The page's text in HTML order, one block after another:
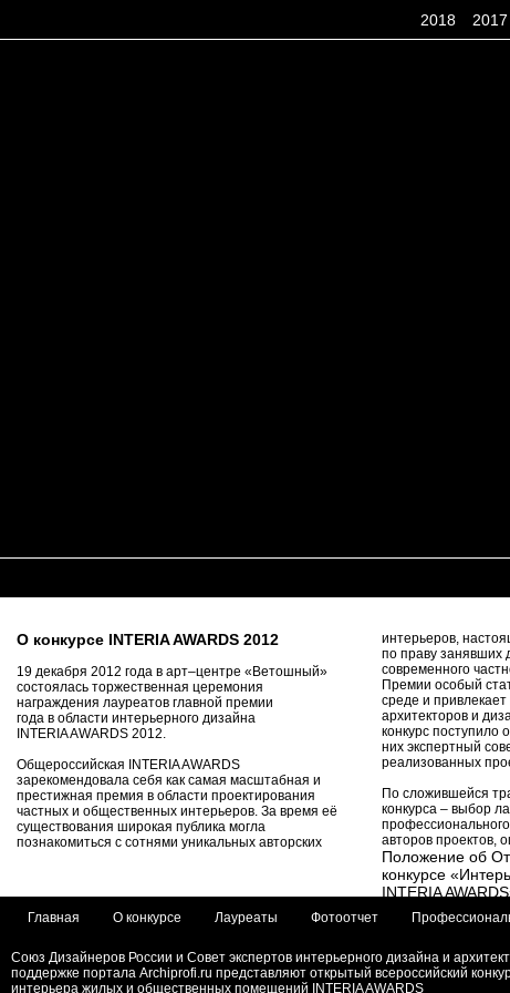
2018 2017
О конкурсе INTERIA AWARDS 2012
19 декабря 2012 года в арт–центре «Ветошный»
состоялась торжественная церемония
награждения лауреатов главной премии
года в области интерьерного дизайна
INTERIA AWARDS 2012.
Общероссийская INTERIA AWARDS
зарекомендовала себя как самая масштабная и
престижная премия в области проектирования
частных и общественных интерьеров. За время её
существования широкая публика могла
познакомиться с сотнями уникальных авторских
интерьеров,
по праву занявших
современного
Премии особый
среде и
архитекторов и
конкурс поступило
них экспертный
реализованных
По сложившейся
конкурса – выбор
авторов проектов,
Положение об
конкурсе
INTERIA
1. Общие
(далее – Конкурс)
открытым
жилых и
Главная О конкурсе Лауреаты Фотоотчет
Союз Дизайнеров России и Совет экспертов интерьерного дизайна и
поддержке портала Archiprofi.ru представляют открытый всероссийский
интерьера жилых и общественных помещений INTERIA AWARDS